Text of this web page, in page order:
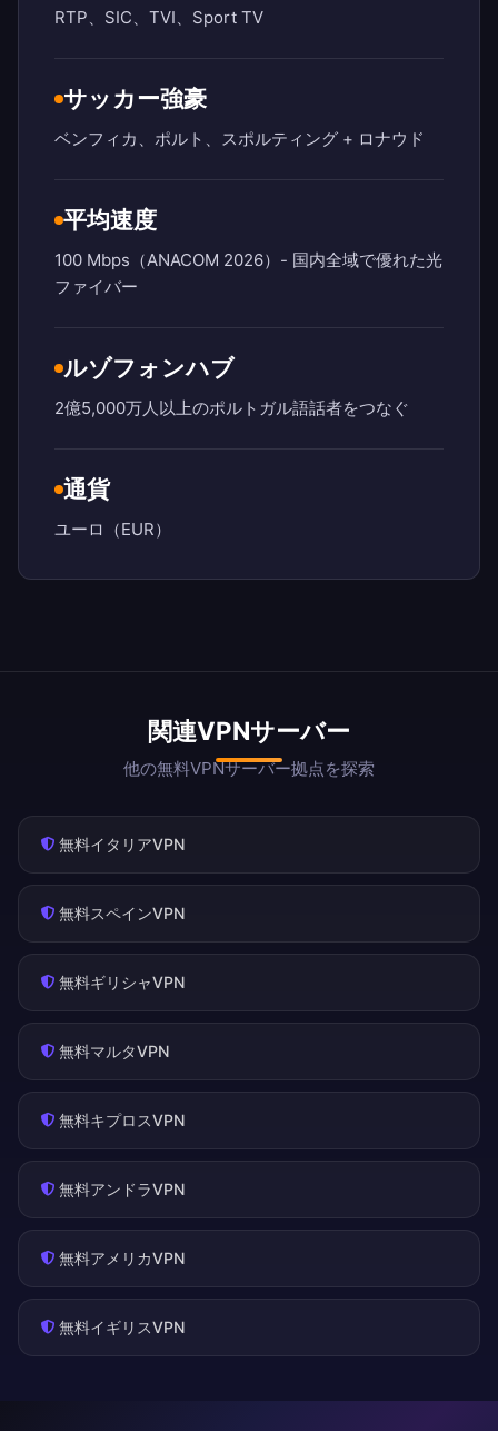
RTP、SIC、TVI、Sport TV
サッカー強豪
ベンフィカ、ポルト、スポルティング + ロナウド
平均速度
100 Mbps（ANACOM 2026）- 国内全域で優れた光
ファイバー
ルゾフォンハブ
2億5,000万人以上のポルトガル語話者をつなぐ
通貨
ユーロ（EUR）
関連VPNサーバー
他の無料VPNサーバー拠点を探索
無料イタリアVPN
無料スペインVPN
無料ギリシャVPN
無料マルタVPN
無料キプロスVPN
無料アンドラVPN
無料アメリカVPN
無料イギリスVPN